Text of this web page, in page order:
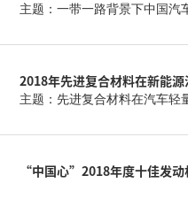
主题：一带一路背景下中国汽
2018年先进复合材料在新能
主题：先进复合材料在汽车轻
“中国心”2018年度十佳发动